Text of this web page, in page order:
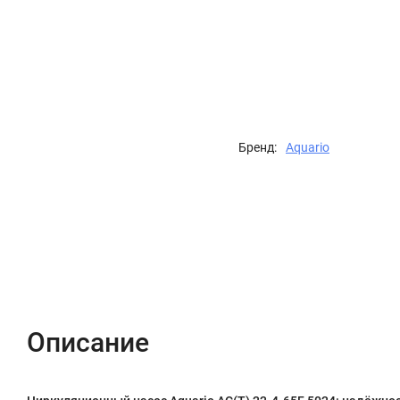
Бренд: Aquario
Описание